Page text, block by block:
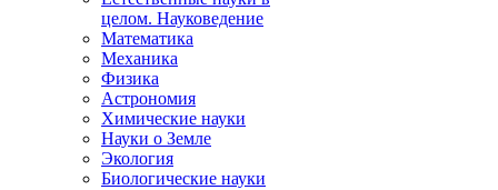
целом. Науковедение
Математика
Механика
Физика
Астрономия
Химические науки
Науки о Земле
Экология
Биологические науки